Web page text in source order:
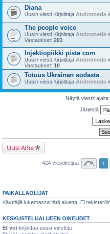
Diana
Uusin viesti Kirjoittaja Andromeda «
The people voice
Uusin viesti Kirjoittaja Andromeda «
Vastaukset: 203
Injektiopiikki piste com
Uusin viesti Kirjoittaja Andromeda «
Vastaukset: 10
Totuus Ukrainan sodasta
Uusin viesti Kirjoittaja Andromeda «
Näytä viestit ajalta:
Järjestä
Uusi Aihe
424 viestiketjua 1
PAIKALLAOLIJAT
Käyttäjiä lukemassa tätä aluetta: Ei
KESKUSTELUALUEEN OIKEUDET
Et voi kirjoittaa uusia viestejä